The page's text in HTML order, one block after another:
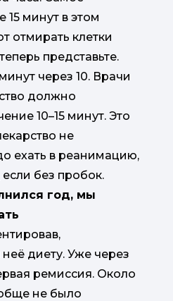
15 минут в этом
отмирать клетки
представьте.
через 10. Врачи
должно
10–15 минут. Это
не
ехать в реанимацию,
без пробок.
год, мы
диету. Уже через
ремиссия. Около
не было